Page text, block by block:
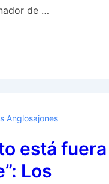
de …
Anglosajones
está fuera
Los